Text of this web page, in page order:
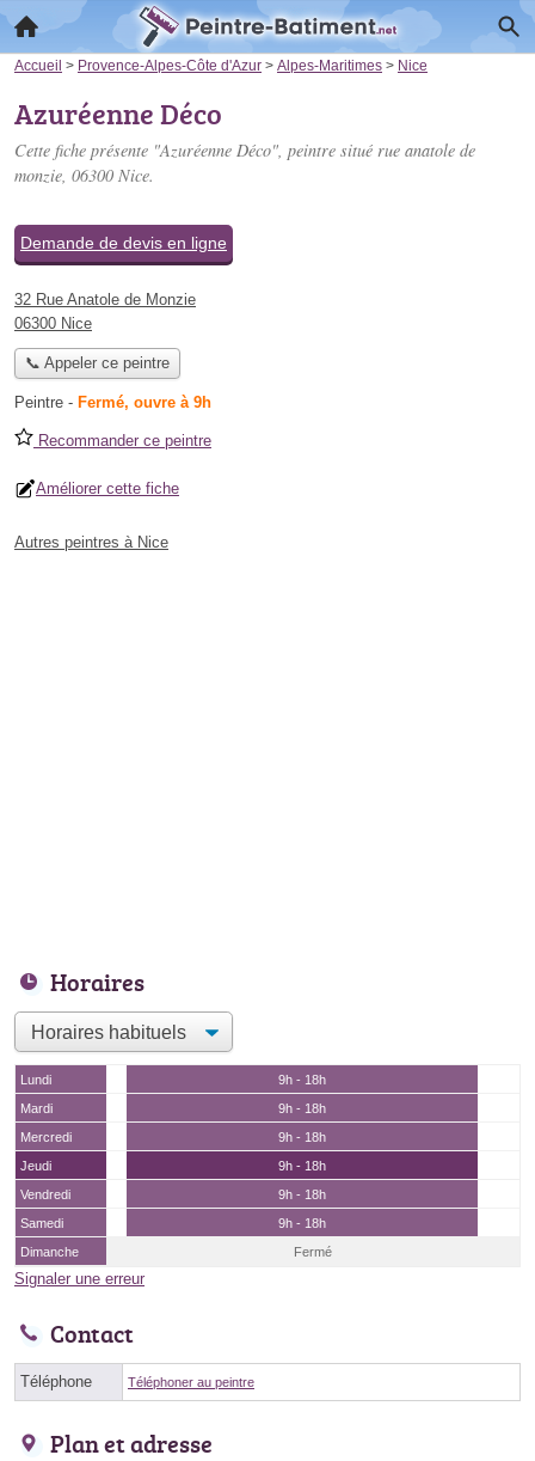
Accueil > Provence-Alpes-Côte d'Azur > Alpes-Maritimes > Nice
Azuréenne Déco
Cette fiche présente "Azuréenne Déco", peintre situé rue anatole de
monzie, 06300 Nice.
Demande de devis en ligne
32 Rue Anatole de Monzie
06300 Nice
📞 Appeler ce peintre
Peintre - Fermé, ouvre à 9h
Recommander ce peintre
Améliorer cette fiche
Autres peintres à Nice
Horaires
Lundi
9h - 18h
Mardi
9h - 18h
Mercredi
9h - 18h
Jeudi
9h - 18h
Vendredi
9h - 18h
Samedi
9h - 18h
Dimanche
Fermé
Signaler une erreur
Contact
Téléphone Téléphoner au peintre
Plan et adresse